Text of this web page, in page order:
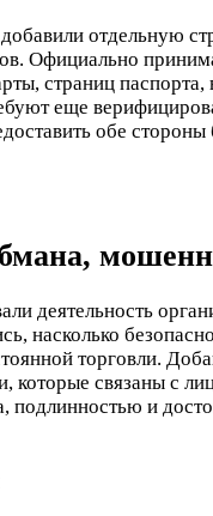
отдельную
Официально
страниц паспорта,
еще
обе стороны
деятельность
насколько
торговли.
которые связаны с
подлинностью и